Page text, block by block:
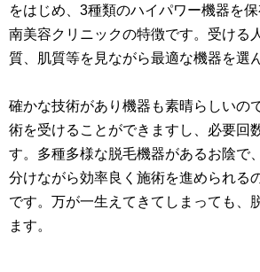
をはじめ、3種類のハイパワー機器を
南美容クリニックの特徴です。受ける
質、肌質等を見ながら最適な機器を選
確かな技術があり機器も素晴らしいの
術を受けることができますし、必要回
す。多種多様な脱毛機器があるお陰で
分けながら効率良く施術を進められる
です。万が一生えてきてしまっても、
ます。